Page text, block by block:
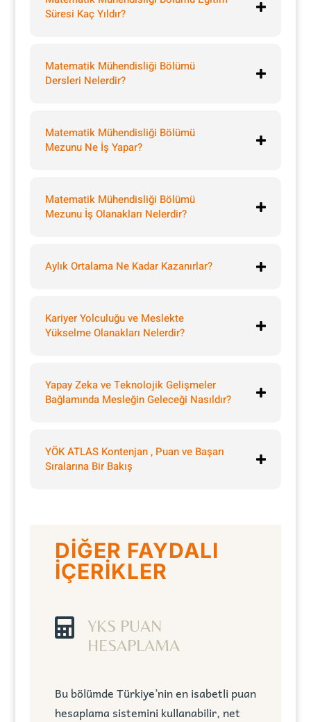
Süresi Kaç Yıldır?
Matematik Mühendisliği Bölümü
Dersleri Nelerdir?
Matematik Mühendisliği Bölümü
Mezunu Ne İş Yapar?
Matematik Mühendisliği Bölümü
Mezunu İş Olanakları Nelerdir?
Aylık Ortalama Ne Kadar Kazanırlar?
Kariyer Yolculuğu ve Meslekte
Yükselme Olanakları Nelerdir?
Yapay Zeka ve Teknolojik Gelişmeler
Bağlamında Mesleğin Geleceği Nasıldır?
YÖK ATLAS Kontenjan , Puan ve Başarı
Sıralarına Bir Bakış
DİĞER FAYDALI
İÇERİKLER

YKS PUAN
HESAPLAMA
Bu bölümde Türkiye’nin en isabetli puan
hesaplama sistemini kullanabilir, net